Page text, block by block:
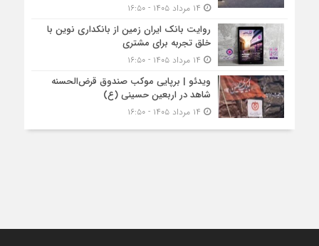
روایت بانک ایران زمین از بانکداری نوین با
خلق تجربه برای مشتری
ویدئو | برپایی موکب صندوق قرض‌الحسنه
شاهد در اربعین حسینی (ع)